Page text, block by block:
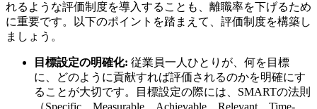
れるような評価制度を導入することも、離職率を下げるため
に重要です。以下のポイントを踏まえて、評価制度を構築し
ましょう。
目標設定の明確化: 従業員一人ひとりが、何を目標
に、どのように貢献すれば評価されるのかを明確にす
ることが大切です。目標設定の際には、SMARTの法則
（Specific、Measurable、Achievable、Relevant、Time-